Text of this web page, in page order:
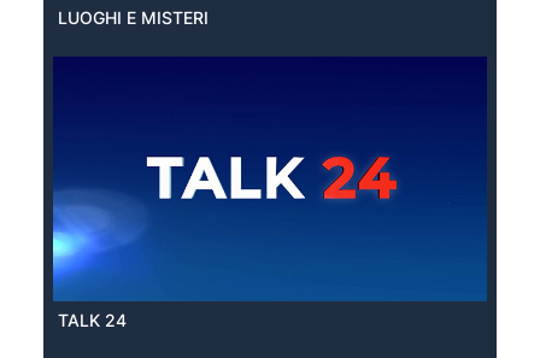
LUOGHI E MISTERI
TALK 24